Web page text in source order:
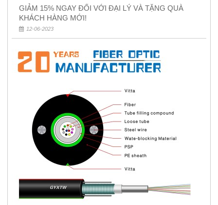
GIẢM 15% NGAY ĐỐI VỚI ĐẠI LÝ VÀ TẶNG QUÀ
KHÁCH HÀNG MỚI!
12-06-2023